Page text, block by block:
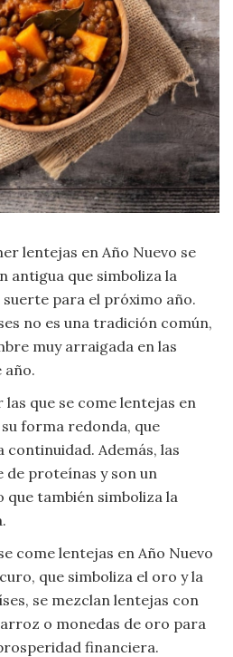
lentejas en Año Nuevo se
antigua que simboliza la
para el próximo año.
no es una tradición común,
muy arraigada en las
año.
que se come lentejas en
forma redonda, que
continuidad. Además, las
de proteínas y son un
también simboliza la
come lentejas en Año Nuevo
que simboliza el oro y la
se mezclan lentejas con
o monedas de oro para
financiera.